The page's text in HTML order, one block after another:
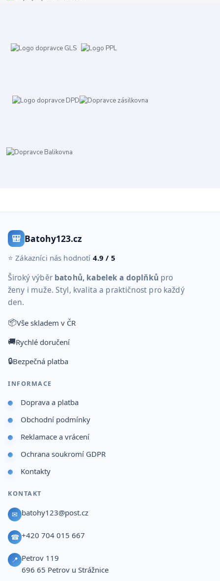
🎒 Batohy123.cz
⭐ Zákazníci nás hodnotí 4.9 / 5
Široký výběr batohů, kabelek a doplňků pro
ženy i muže. Styl, kvalita a praktičnost pro každý
den.
📦Vše skladem v ČR
🚚Rychlé doručení
🔒Bezpečná platba
INFORMACE
Doprava a platba
Obchodní podmínky
Reklamace a vrácení
Ochrana soukromí GDPR
Kontakty
KONTAKT
✉ batohy123@post.cz
☎ +420 704 015 667
📍 Petrov 119
696 65 Petrov u Strážnice